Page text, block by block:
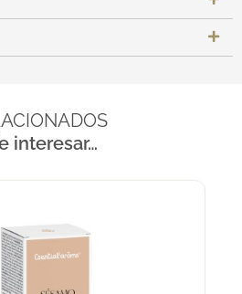
interesar…